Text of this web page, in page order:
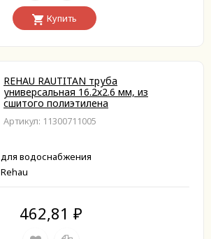
Купить
REHAU RAUTITAN труба
универсальная 16.2х2.6 мм, из
сшитого полиэтилена
Артикул: 11300711005
для водоснабжения
Rehau
462,81 ₽